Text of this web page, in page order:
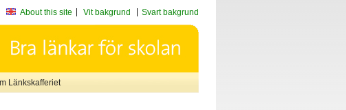
About this site Vit bakgrund Svart bakgrund
Länkskafferiet